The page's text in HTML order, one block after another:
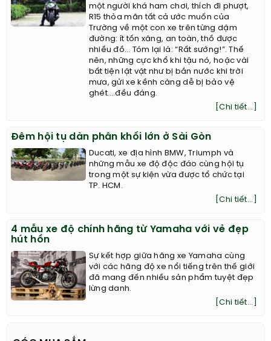
một người khá ham chơi, thích đi phượt,
R15 thỏa mãn tất cả ước muốn của
Trường về một con xe trên từng dặm
đường: ít tốn xăng, an toàn, thồ được
nhiều đồ… Tóm lại là: “Rất sướng!”. Thế
nên, những cực khổ khi tậu nó, hoặc vài
bất tiện lặt vặt như bị bắn nước khi trời
mưa, gửi xe kềnh càng dễ bị bảo vệ
ghét….đều đáng.
[Chi tiết...]
Đêm hội tụ dàn phân khối lớn ở Sài Gòn
Ducati, xe địa hình BMW, Triumph và
những mẫu xe độ độc đáo cùng hội tụ
trong một sự kiện vừa được tổ chức tại
TP. HCM.
[Chi tiết...]
4 mẫu xe độ chính hãng từ Yamaha với vẻ đẹp
hút hồn
Sự kết hợp giữa hãng xe Yamaha cùng
với các hãng độ xe nổi tiếng trên thế giới
đã mang đến nhiều sản phẩm tuyệt đẹp
lừng danh.
[Chi tiết...]